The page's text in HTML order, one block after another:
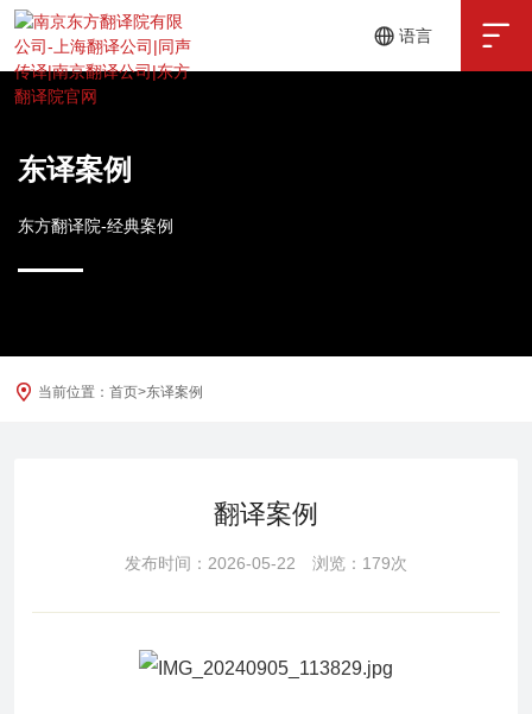
语言 
东译案例
东方翻译院-经典案例
当前位置： 首页>东译案例
翻译案例
发布时间：2026-05-22 浏览：179次